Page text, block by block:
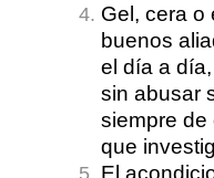
Gel, cera o
buenos
el día a
sin abusar
siempre de
que